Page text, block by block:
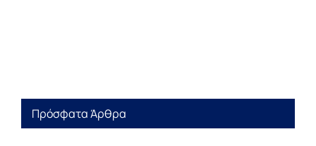
Πρόσφατα Άρθρα